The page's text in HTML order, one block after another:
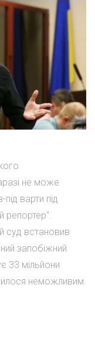
не може
варти під
репортер".
суд встановив
запобіжний
33 мільйони
неможливим.